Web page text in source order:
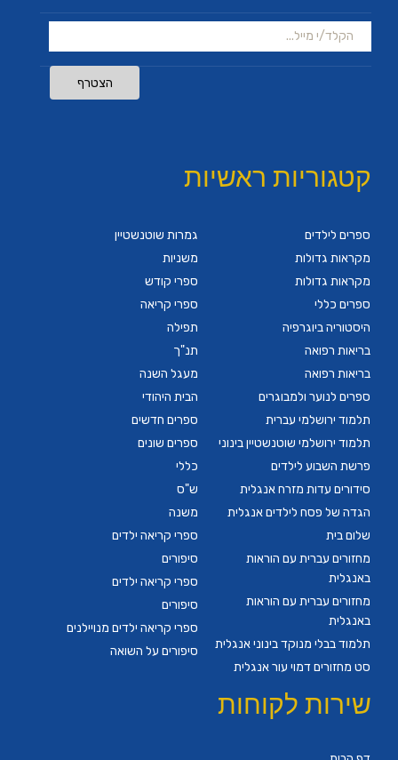
הצטרף
קטגוריות ראשיות
גמרות שוטנשטיין
משניות
ספרי קודש
ספרי קריאה
תפילה
תנ"ך
מעגל השנה
הבית היהודי
ספרים חדשים
ספרים שונים
כללי
ש"ס
משנה
ספרי קריאה ילדים
סיפורים
ספרי קריאה ילדים
סיפורים
ספרי קריאה ילדים מנויילנים
סיפורים על השואה
ספרים לילדים
מקראות גדולות
מקראות גדולות
ספרים כללי
היסטוריה ביוגרפיה
בריאות רפואה
בריאות רפואה
ספרים לנוער ולמבוגרים
תלמוד ירושלמי עברית
תלמוד ירושלמי שוטנשטיין בינוני
פרשת השבוע לילדים
סידורים עדות מזרח אנגלית
הגדה של פסח לילדים אנגלית
שלום בית
מחזורים עברית עם הוראות
באנגלית
מחזורים עברית עם הוראות
באנגלית
תלמוד בבלי מנוקד בינוני אנגלית
סט מחזורים דמוי עור אנגלית
שירות לקוחות